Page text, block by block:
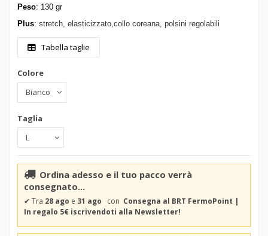
Peso: 130 gr
Plus: stretch, elasticizzato,collo coreana, polsini regolabili
Tabella taglie
Colore
Taglia
Ordina adesso e il tuo pacco verrà
consegnato...
✔ Tra 28 ago e 31 ago con Consegna al BRT FermoPoint |
In regalo 5€ iscrivendoti alla Newsletter!